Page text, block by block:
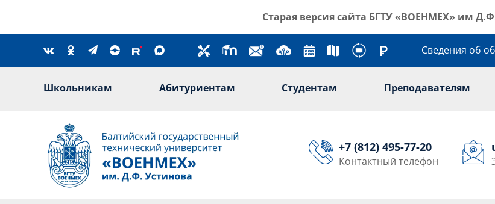
content
Старая версия сайта БГТУ «ВОЕНМЕХ» им
Сведения об
Школьникам Абитуриентам Студентам Преподавателям
+7 (812) 495-77-20
Контактный телефон